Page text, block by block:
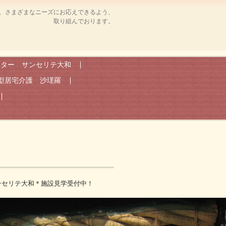
まざまなニーズにお応えできるよう、
取り組んでおります。
ー サンセリテ大和
居宅介護 沙瑳羅
リテ大和＊施設見学受付中！